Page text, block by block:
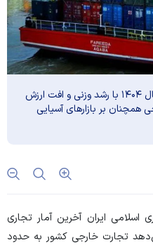
تجارت ۱۰۹ میلیارد دلاری ایران در سال ۱۴۰۴ با رشد وزنی و افت ارزش
همچنان بر بازارهای آسیایی
اسلامی ایران آخرین آمار تجاری
می‌دهد تجارت خارجی کشور به حدود